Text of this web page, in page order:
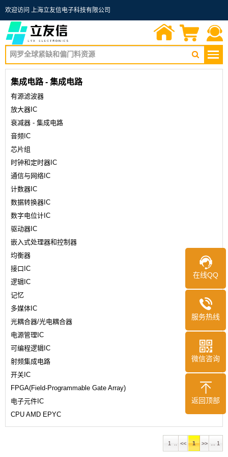
欢迎访问 上海立友信电子科技有限公司
首页
集成电路 - 集成电路
有源滤波器
放大器IC
衰减器 - 集成电路
音频IC
芯片组
时钟和定时器IC
通信与网络IC
计数器IC
数据转换器IC
数字电位计IC
驱动器IC
嵌入式处理器和控制器
均衡器
接口IC
逻辑IC
记忆
多媒体IC
光耦合器/光电耦合器
电源管理IC
可编程逻辑IC
射频集成电路
开关IC
FPGA(Field-Programmable Gate Array)
电子元件IC
CPU AMD EPYC
1 .. << 1 >> ... 1
在线QQ
服务热线
微信咨询
返回顶部